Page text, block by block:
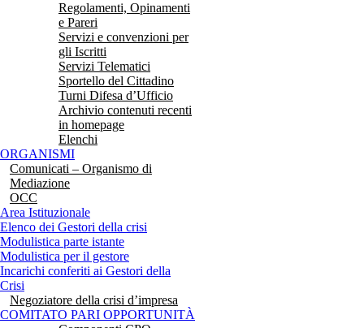
Regolamenti, Opinamenti
e Pareri
Servizi e convenzioni per
gli Iscritti
Servizi Telematici
Sportello del Cittadino
Turni Difesa d’Ufficio
Archivio contenuti recenti
in homepage
Elenchi
ORGANISMI
Comunicati – Organismo di
Mediazione
OCC
Area Istituzionale
Elenco dei Gestori della crisi
Modulistica parte istante
Modulistica per il gestore
Incarichi conferiti ai Gestori della
Crisi
Negoziatore della crisi d’impresa
COMITATO PARI OPPORTUNITÀ